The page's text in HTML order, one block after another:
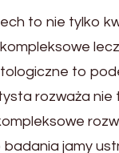
to nie tylko
to
rozważa nie
jamy